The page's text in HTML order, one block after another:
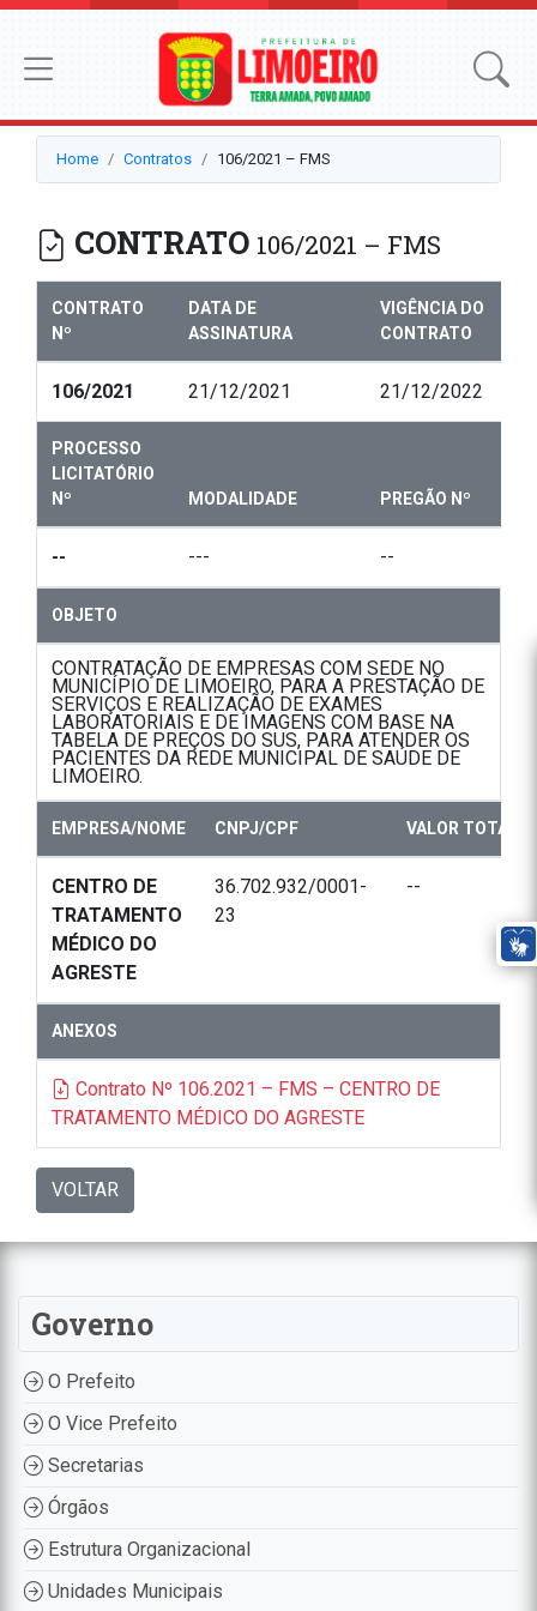
Home Contratos 106/2021 – FMS
CONTRATO 106/2021 – FMS
CONTRATO
Nº
DATA DE
ASSINATURA
VIGÊNCIA DO
CONTRATO
106/2021 21/12/2021 21/12/2022
PROCESSO
LICITATÓRIO
Nº
MODALIDADE PREGÃO Nº
-- --- --
OBJETO
CONTRATAÇÃO DE EMPRESAS COM SEDE NO
MUNICÍPIO DE LIMOEIRO, PARA A PRESTAÇÃO DE
SERVIÇOS E REALIZAÇÃO DE EXAMES
LABORATORIAIS E DE IMAGENS COM BASE NA
TABELA DE PREÇOS DO SUS, PARA ATENDER OS
PACIENTES DA REDE MUNICIPAL DE SAÚDE DE
LIMOEIRO.
EMPRESA/NOME CNPJ/CPF VALOR TOTAL
CENTRO DE
TRATAMENTO
MÉDICO DO
AGRESTE
36.702.932/0001-
23
--
ANEXOS
Contrato Nº 106.2021 – FMS – CENTRO DE
TRATAMENTO MÉDICO DO AGRESTE
VOLTAR
Governo
O Prefeito
O Vice Prefeito
Secretarias
Órgãos
Estrutura Organizacional
Unidades Municipais